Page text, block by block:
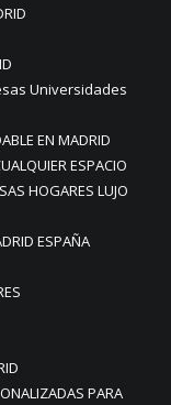
Universidades
EN MADRID
ESPACIO
HOGARES LUJO
ESPAÑA
PARA